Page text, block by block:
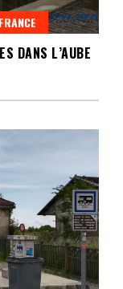
FRANCE
DANS L’AUBE